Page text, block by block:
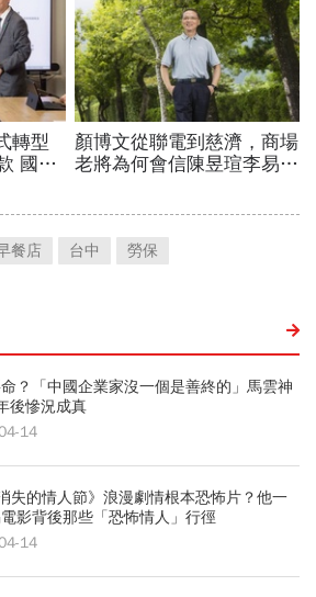
餐店 台中 勞保
？「中國企業家沒一個是善終的」馬雲神
慘況成真
14
失的情人節》浪漫劇情根本恐怖片？他一
影背後那些「恐怖情人」行徑
14